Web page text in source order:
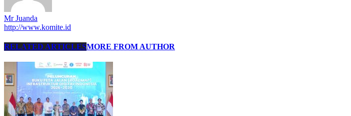
Mr Juanda
http://www.komite.id
RELATED ARTICLESMORE FROM AUTHOR